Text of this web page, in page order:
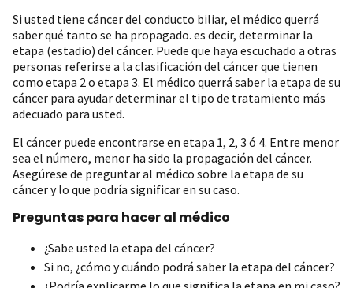
Si usted tiene cáncer del conducto biliar, el médico querrá
saber qué tanto se ha propagado. es decir, determinar la
etapa (estadio) del cáncer. Puede que haya escuchado a otras
personas referirse a la clasificación del cáncer que tienen
como etapa 2 o etapa 3. El médico querrá saber la etapa de su
cáncer para ayudar determinar el tipo de tratamiento más
adecuado para usted.
El cáncer puede encontrarse en etapa 1, 2, 3 ó 4. Entre menor
sea el número, menor ha sido la propagación del cáncer.
Asegúrese de preguntar al médico sobre la etapa de su
cáncer y lo que podría significar en su caso.
Preguntas para hacer al médico
¿Sabe usted la etapa del cáncer?
Si no, ¿cómo y cuándo podrá saber la etapa del cáncer?